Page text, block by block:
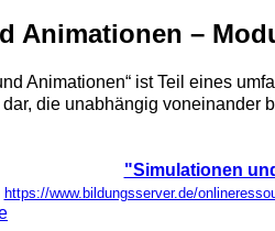
Animationen –
Animationen“ ist Teil eines
die unabhängig voneinander
"Simulationen
https://www.bildungsserver.de/